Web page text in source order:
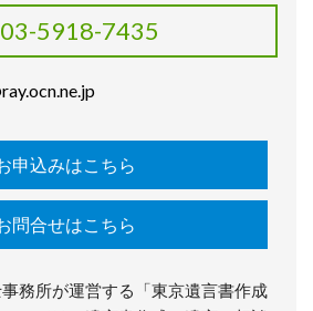
03-5918-7435
申込みはこちら
問合せはこちら
務所が運営する「東京遺言書作成